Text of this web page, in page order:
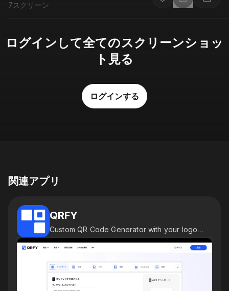
7スクリーン
ログインして全てのスクリーンショッ
ト見る
ログインする
関連アプリ
QRFY
Custom QR Code Generator with your logo, frame and colors.